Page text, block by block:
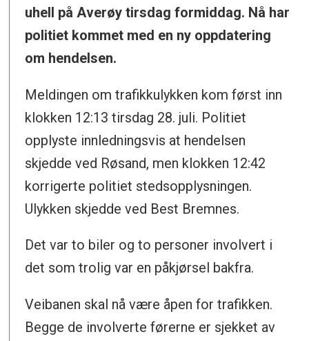
uhell på Averøy tirsdag formiddag. Nå har
politiet kommet med en ny oppdatering
om hendelsen.
Meldingen om trafikkulykken kom først inn
klokken 12:13 tirsdag 28. juli. Politiet
opplyste innledningsvis at hendelsen
skjedde ved Røsand, men klokken 12:42
korrigerte politiet stedsopplysningen.
Ulykken skjedde ved Best Bremnes.
Det var to biler og to personer involvert i
det som trolig var en påkjørsel bakfra.
Veibanen skal nå være åpen for trafikken.
Begge de involverte førerne er sjekket av